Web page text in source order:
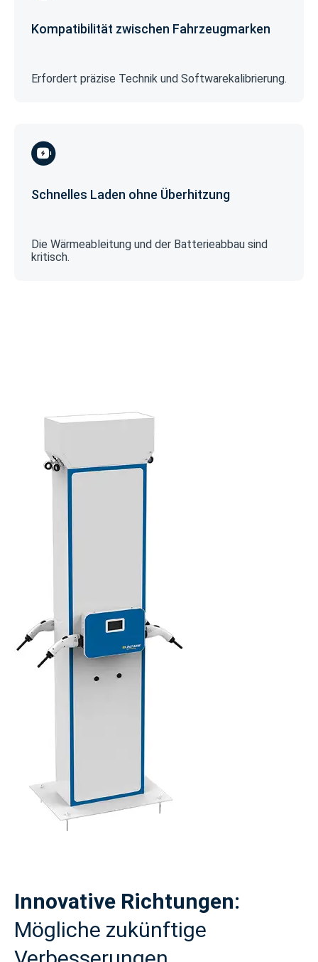
Kompatibilität zwischen Fahrzeugmarken
Erfordert präzise Technik und Softwarekalibrierung.
Schnelles Laden ohne Überhitzung
Die Wärmeableitung und der Batterieabbau sind
kritisch.
Innovative Richtungen:
Mögliche zukünftige